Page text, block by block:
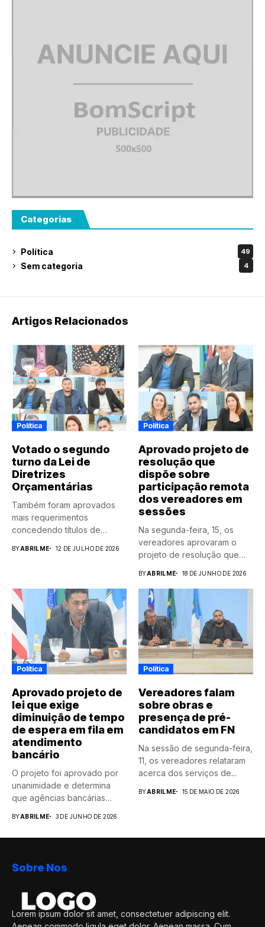
Categorias
Política 49
Sem categoria 4
Artigos Relacionados
Política
Votado o segundo
turno da Lei de
Diretrizes
Orçamentárias
Também foram aprovados
mais requerimentos
concedendo títulos de
BYABRILME 12 DE JULHO DE 2026
Política
Aprovado projeto de
resolução que
dispõe sobre
participação remota
dos vereadores em
sessões
Na segunda-feira, 15, os
vereadores aprovaram o
projeto de resolução que
BYABRILME 18 DE JUNHO DE 2026
Política
Aprovado projeto de
lei que exige
diminuição de tempo
de espera em fila em
atendimento
bancário
O projeto foi aprovado por
unanimidade e determina
que agências bancárias
BYABRILME 3 DE JUNHO DE 2026
Política
Vereadores falam
sobre obras e
presença de pré-
candidatos em FN
Na sessão de segunda-feira,
11, os vereadores relataram
acerca dos serviços de...
BYABRILME 15 DE MAIO DE 2026
Sobre Nos
Lorem ipsum dolor sit amet, consectetuer adipiscing elit.